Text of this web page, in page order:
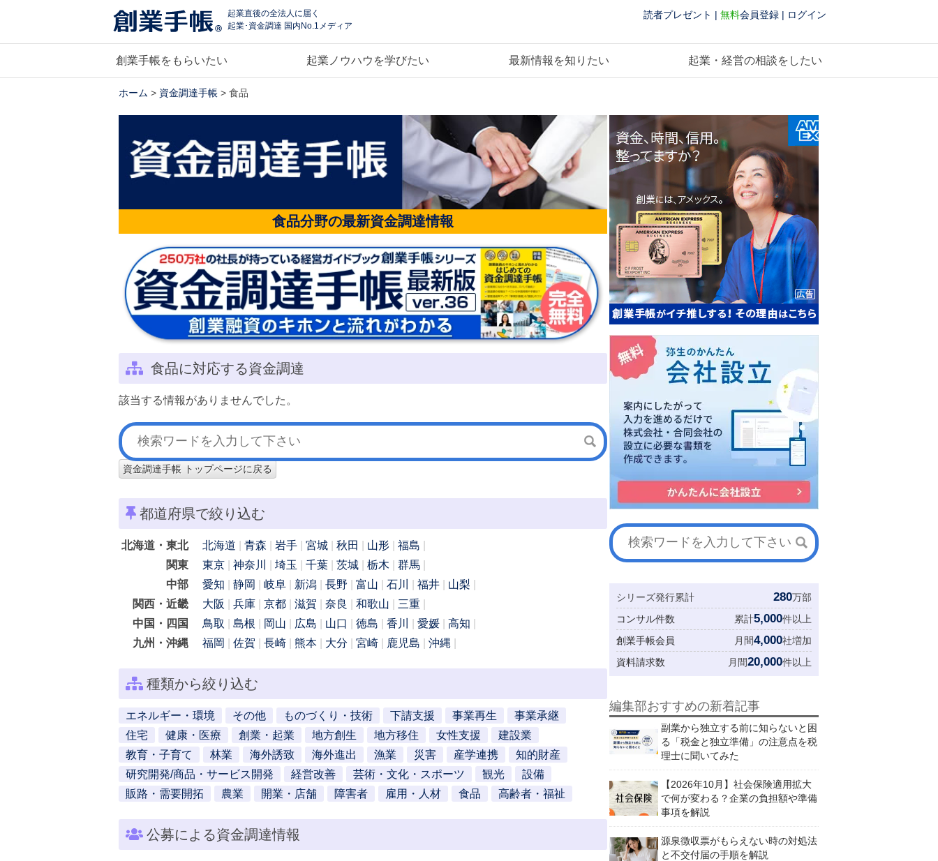
起業直後の全法人に届く
起業･資金調達 国内No.1メディア
読者プレゼント | 無料会員登録 | ログイン
創業手帳をもらいたい 起業ノウハウを学びたい 最新情報を知りたい 起業・経営の相談をしたい
ホーム > 資金調達手帳 > 食品
食品分野の最新資金調達情報
食品に対応する資金調達
該当する情報がありませんでした。
資金調達手帳 トップページに戻る
都道府県で絞り込む
北海道・東北 北海道 青森 岩手 宮城 秋田 山形
福島
関東
東京 神奈川 埼玉 千葉 茨城 栃木
群馬
中部
愛知 静岡 岐阜 新潟 長野 富山 石川 福井
山梨
関西・近畿
大阪 兵庫 京都 滋賀 奈良 和歌山
三重
中国・四国
鳥取 島根 岡山 広島 山口 徳島 香川 愛媛
高知
九州・沖縄
福岡 佐賀 長崎 熊本 大分 宮崎 鹿児島 沖縄
種類から絞り込む
エネルギー・環境 その他 ものづくり・技術 下請支援 事業再生
事業承継
住宅
健康・医療 創業・起業 地方創生 地方移住 女性支援
建設業
教育・子育て
林業 海外誘致 海外進出 漁業 災害 産学連携
知的財産
研究開発/商品・サービス開発
経営改善 芸術・文化・スポーツ 観光
設備
販路・需要開拓
農業 開業・店舗 障害者 雇用・人材 食品 高齢者・福祉
公募による資金調達情報
シリーズ発行累計 280万部
コンサル件数
累計5,000件以上
創業手帳会員
月間4,000社増加
資料請求数
月間20,000件以上
編集部おすすめの新着記事
副業から独立する前に知らないと困
る「税金と独立準備」の注意点を税
理士に聞いてみた
【2026年10月】社会保険適用拡大
で何が変わる？企業の負担額や準備
事項を解説
源泉徴収票がもらえない時の対処法
と不交付届の手順を解説